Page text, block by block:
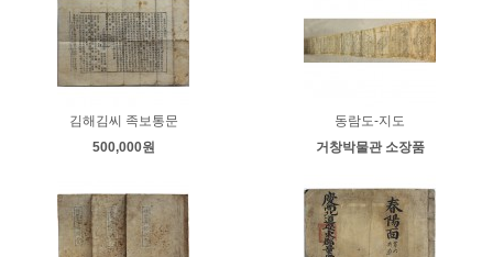
김해김씨 족보통문
500,000원
동람도-지도
거창박물관 소장품